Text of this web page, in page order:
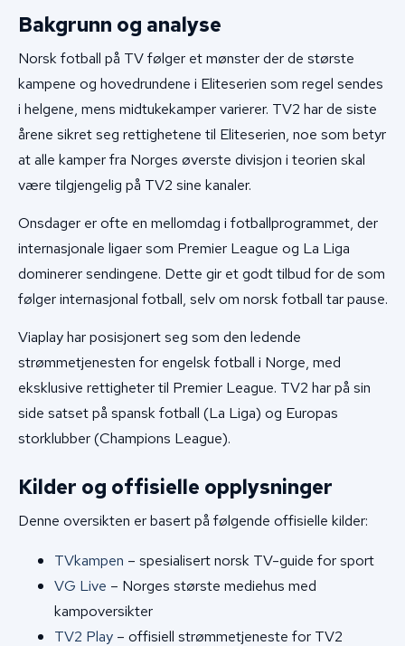
Bakgrunn og analyse
Norsk fotball på TV følger et mønster der de største
kampene og hovedrundene i Eliteserien som regel sendes
i helgene, mens midtukekamper varierer. TV2 har de siste
årene sikret seg rettighetene til Eliteserien, noe som betyr
at alle kamper fra Norges øverste divisjon i teorien skal
være tilgjengelig på TV2 sine kanaler.
Onsdager er ofte en mellomdag i fotballprogrammet, der
internasjonale ligaer som Premier League og La Liga
dominerer sendingene. Dette gir et godt tilbud for de som
følger internasjonal fotball, selv om norsk fotball tar pause.
Viaplay har posisjonert seg som den ledende
strømmetjenesten for engelsk fotball i Norge, med
eksklusive rettigheter til Premier League. TV2 har på sin
side satset på spansk fotball (La Liga) og Europas
storklubber (Champions League).
Kilder og offisielle opplysninger
Denne oversikten er basert på følgende offisielle kilder:
TVkampen – spesialisert norsk TV-guide for sport
VG Live – Norges største mediehus med
kampoversikter
TV2 Play – offisiell strømmetjeneste for TV2